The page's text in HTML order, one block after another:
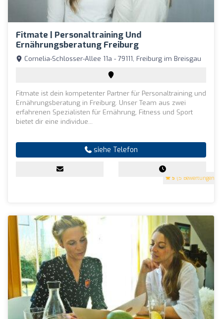
Fitmate | Personaltraining Und
Ernährungsberatung Freiburg
5 (5 Bewertungen)
Cornelia-Schlosser-Allee 11a - 79111, Freiburg im Breisgau
Fitmate ist dein kompetenter Partner für Personaltraining und
Ernährungsberatung in Freiburg. Unser Team aus zwei
erfahrenen Spezialisten für Ernährung, Fitness und Sport
bietet dir eine individue...
siehe Telefon